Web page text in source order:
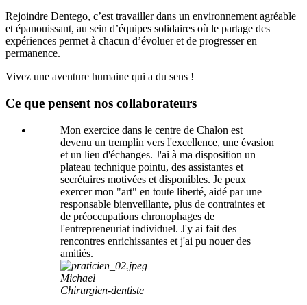
Rejoindre Dentego, c’est travailler dans un environnement agréable
et épanouissant, au sein d’équipes solidaires où le partage des
expériences permet à chacun d’évoluer et de progresser en
permanence.
Vivez une aventure humaine qui a du sens !
Ce que pensent nos collaborateurs
Mon exercice dans le centre de Chalon est
devenu un tremplin vers l'excellence, une évasion
et un lieu d'échanges. J'ai à ma disposition un
plateau technique pointu, des assistantes et
secrétaires motivées et disponibles. Je peux
exercer mon "art" en toute liberté, aidé par une
responsable bienveillante, plus de contraintes et
de préoccupations chronophages de
l'entrepreneuriat individuel. J'y ai fait des
rencontres enrichissantes et j'ai pu nouer des
amitiés.
Michael
Chirurgien-dentiste